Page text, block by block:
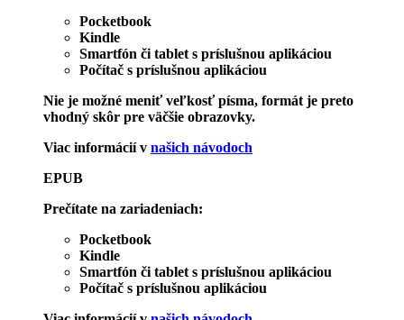
Pocketbook
Kindle
Smartfón či tablet s príslušnou aplikáciou
Počítač s príslušnou aplikáciou
Nie je možné meniť veľkosť písma, formát je preto
vhodný skôr pre väčšie obrazovky.
Viac informácií v našich návodoch
EPUB
Prečítate na zariadeniach:
Pocketbook
Kindle
Smartfón či tablet s príslušnou aplikáciou
Počítač s príslušnou aplikáciou